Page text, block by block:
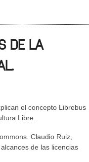
DE LA
el concepto Librebus
Libre.
Claudio Ruiz,
de las licencias